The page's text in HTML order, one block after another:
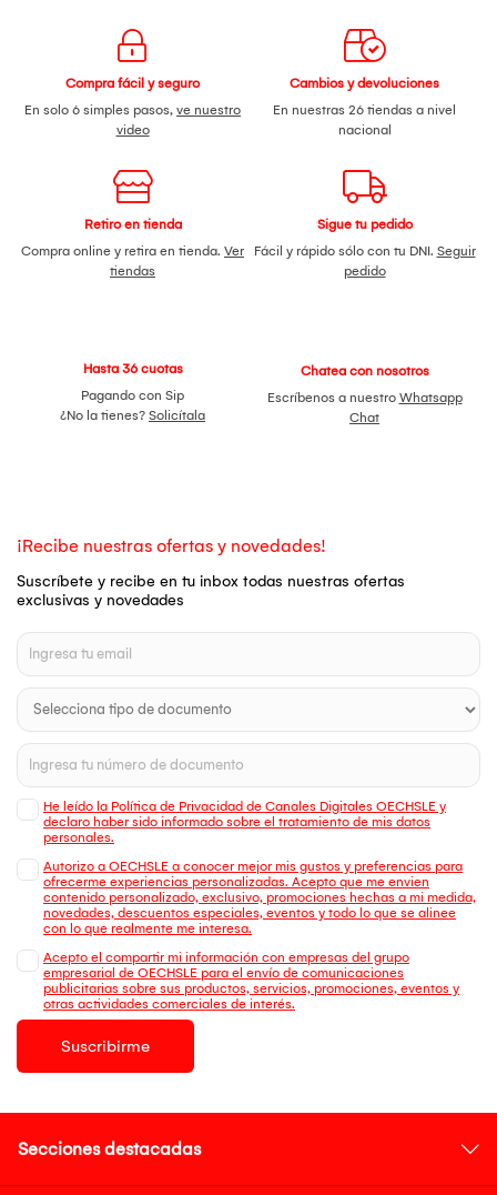
Compra fácil y seguro
En solo 6 simples pasos, ve nuestro
video
Cambios y devoluciones
En nuestras 26 tiendas a nivel
nacional
Retiro en tienda
Compra online y retira en tienda. Ver
tiendas
Sigue tu pedido
Fácil y rápido sólo con tu DNI. Seguir
pedido
Hasta 36 cuotas
Pagando con Sip
¿No la tienes? Solicítala
Chatea con nosotros
Escríbenos a nuestro Whatsapp
Chat
¡Recibe nuestras ofertas y novedades!
Suscríbete y recibe en tu inbox todas nuestras ofertas
exclusivas y novedades
He leído la Política de Privacidad de Canales Digitales OECHSLE y
declaro haber sido informado sobre el tratamiento de mis datos
personales.
Autorizo a OECHSLE a conocer mejor mis gustos y preferencias para
ofrecerme experiencias personalizadas. Acepto que me envien
contenido personalizado, exclusivo, promociones hechas a mi medida,
novedades, descuentos especiales, eventos y todo lo que se alinee
con lo que realmente me interesa.
Acepto el compartir mi información con empresas del grupo
empresarial de OECHSLE para el envío de comunicaciones
publicitarias sobre sus productos, servicios, promociones, eventos y
otras actividades comerciales de interés.
Suscribirme
Secciones destacadas